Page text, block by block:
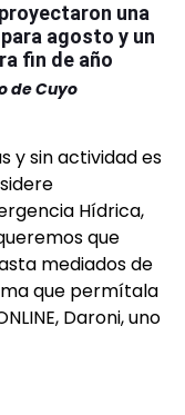
una
agosto y un
fin de año
de Cuyo
y sin actividad es
Hídrica,
que
mediados de
que permítala
Daroni, uno